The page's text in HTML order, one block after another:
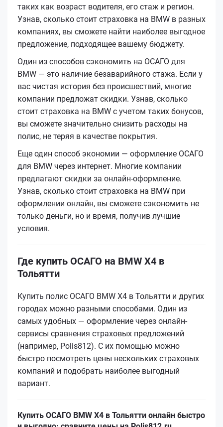
таких как возраст водителя, его стаж и регион.
Узнав, сколько стоит страховка на BMW в разных
компаниях, вы сможете найти наиболее выгодное
предложение, подходящее вашему бюджету.
Один из способов сэкономить на ОСАГО для
BMW — это наличие безаварийного стажа. Если у
вас чистая история без происшествий, многие
компании предложат скидки. Узнав, сколько
стоит страховка на BMW с учетом таких бонусов,
вы сможете значительно снизить расходы на
полис, не теряя в качестве покрытия.
Еще один способ экономии — оформление ОСАГО
для BMW через интернет. Многие компании
предлагают скидки за онлайн-оформление.
Узнав, сколько стоит страховка на BMW при
оформлении онлайн, вы сможете сэкономить не
только деньги, но и время, получив лучшие
условия.
Где купить ОСАГО на BMW X4 в
Тольятти
Купить полис ОСАГО BMW X4 в Тольятти и других
городах можно разными способами. Один из
самых удобных — оформление через онлайн-
сервисы сравнения страховых предложений
(например, Polis812). С их помощью можно
быстро посмотреть цены нескольких страховых
компаний и подобрать наиболее выгодный
вариант.
Купить ОСАГО BMW X4 в Тольятти онлайн быстро